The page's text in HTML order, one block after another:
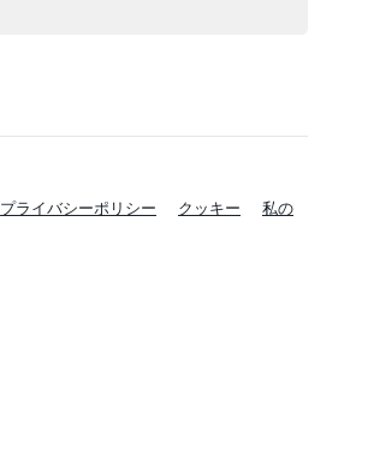
プライバシーポリシー クッキー 私の